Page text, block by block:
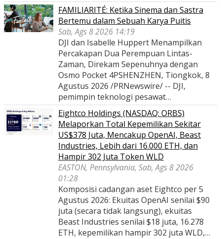
FAMILIARITÉ: Ketika Sinema dan Sastra
Bertemu dalam Sebuah Karya Puitis
Sab, Ags 8 2026 14:19
DJI dan Isabelle Huppert Menampilkan
Percakapan Dua Perempuan Lintas-
Zaman, Direkam Sepenuhnya dengan
Osmo Pocket 4PSHENZHEN, Tiongkok, 8
Agustus 2026 /PRNewswire/ -- DJI,
pemimpin teknologi pesawat…
Eightco Holdings (NASDAQ: ORBS)
Melaporkan Total Kepemilikan Sekitar
US$378 Juta, Mencakup OpenAI, Beast
Industries, Lebih dari 16.000 ETH, dan
Hampir 302 Juta Token WLD
EASTON, Pennsylvania, Sab, Ags 8 2026
01:28
Komposisi cadangan aset Eightco per 5
Agustus 2026: Ekuitas OpenAI senilai $90
juta (secara tidak langsung), ekuitas
Beast Industries senilai $18 juta, 16.278
ETH, kepemilikan hampir 302 juta WLD,…